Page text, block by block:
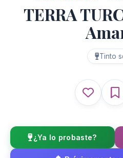
TERRA
Tinto
¿Ya lo probaste?